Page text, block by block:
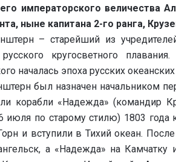
императорского величества
ныне капитана 2-го ранга,
– старейший из
кругосветного
началась эпоха русских
был назначен начальником
корабли «Надежда» (командир
июля по старому стилю) 1803
и вступили в Тихий океан.
а «Надежда» на